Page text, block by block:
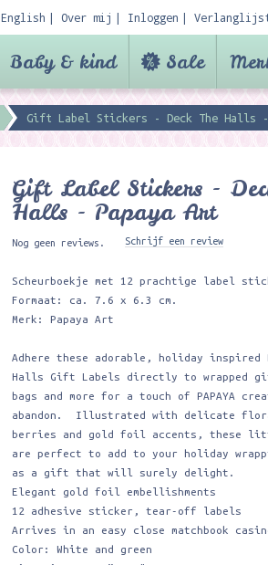
English Over mij Inloggen
Baby & kind Sale
Gift Label Stickers - Deck The Halls -
Gift Label Stickers -
Halls - Papaya Art
Nog geen reviews. Schrijf een review
Scheurboekje met 12 prachtige label
Formaat: ca. 7.6 x 6.3 cm.
Merk: Papaya Art
Adhere these adorable, holiday inspired
Halls Gift Labels directly to wrapped
bags and more for a touch of PAPAYA
abandon. Illustrated with delicate
berries and gold foil accents, these
are perfect to add to your holiday
as a gift that will surely delight.
Elegant gold foil embellishments
12 adhesive sticker, tear-off labels
Arrives in an easy close matchbook
Color: White and green